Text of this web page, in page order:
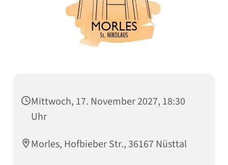
Mittwoch, 17. November 2027, 18:30
Uhr
Morles, Hofbieber Str., 36167 Nüsttal